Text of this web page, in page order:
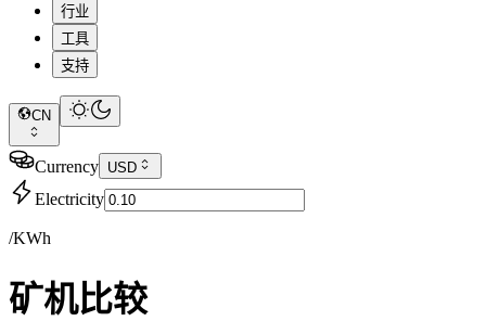
行业
工具
支持
CN
Currency USD
Electricity
/KWh
矿机比较